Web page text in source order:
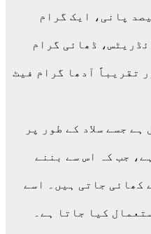
پانی، ایک گرام
ڈھائی گرام
تقریباً آدھا گرام فیٹ
جسے سلاد کے طور پر
جب کہ اس سے بننے
کھائی جاتی ہیں۔ اسے
کیا جاتا ہے۔